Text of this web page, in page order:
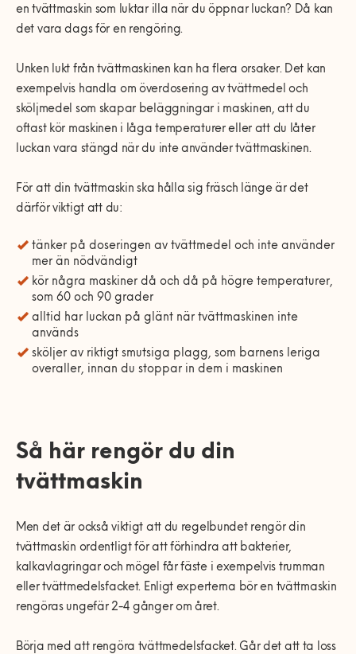
Vanliga frågor
Fakta om RUT- och ROT-avdraget
Våra partners
Bolag med faktura
0770-220 720
en tvättmaskin som luktar illa när du öppnar luckan? Då kan
det vara dags för en rengöring.
Unken lukt från tvättmaskinen kan ha flera orsaker. Det kan
exempelvis handla om överdosering av tvättmedel och
sköljmedel som skapar beläggningar i maskinen, att du
oftast kör maskinen i låga temperaturer eller att du låter
luckan vara stängd när du inte använder tvättmaskinen.
För att din tvättmaskin ska hålla sig fräsch länge är det
därför viktigt att du:
tänker på doseringen av tvättmedel och inte använder
mer än nödvändigt
kör några maskiner då och då på högre temperaturer,
som 60 och 90 grader
alltid har luckan på glänt när tvättmaskinen inte
används
sköljer av riktigt smutsiga plagg, som barnens leriga
overaller, innan du stoppar in dem i maskinen
Så här rengör du din
tvättmaskin
Men det är också viktigt att du regelbundet rengör din
tvättmaskin ordentligt för att förhindra att bakterier,
kalkavlagringar och mögel får fäste i exempelvis trumman
eller tvättmedelsfacket. Enligt experterna bör en tvättmaskin
rengöras ungefär 2-4 gånger om året.
Börja med att rengöra tvättmedelsfacket. Går det att ta loss